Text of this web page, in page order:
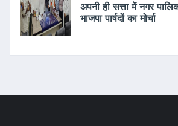
अपनी ही सत्ता में नगर
भाजपा पार्षदों का मोर्चा